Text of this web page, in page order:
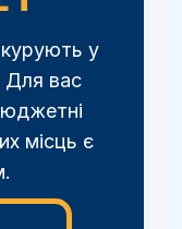
у
Для вас
місць є